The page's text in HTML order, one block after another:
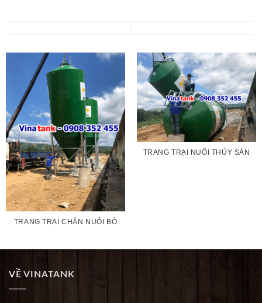
TRANG TRẠI CHĂN NUÔI BÒ
TRANG TRẠI NUÔI THỦY SẢN
VỀ VINATANK